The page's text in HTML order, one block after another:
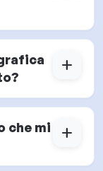
add
che mi
add